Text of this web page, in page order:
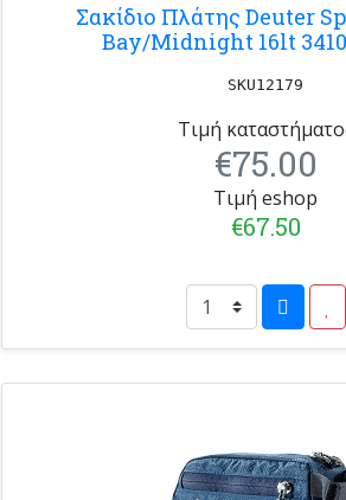
Σακίδιο Πλάτης Deuter
Bay/Midnight 16lt
SKU12179
Τιμή
€75.00
Τιμή eshop
€67.50